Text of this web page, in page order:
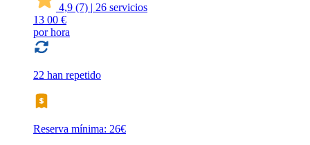
4,9 (7) | 26 servicios
13 00 €
por hora
22 han repetido
Reserva mínima: 26€